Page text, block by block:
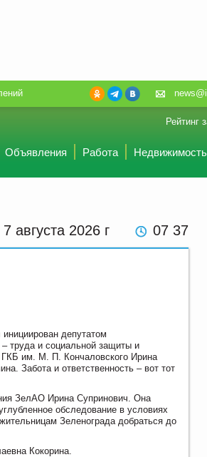
Рейтинг
Объявления Работа Недвижимость
7 августа 2026 г 07:37
депутатом
труда и социальной защиты и
ГКБ им. М. П. Кончаловского Ирина
Забота и ответственность – вот тот
ЗелАО Ирина Супринович. Она
обследование в условиях
Зеленограда добраться до
Кокорина.